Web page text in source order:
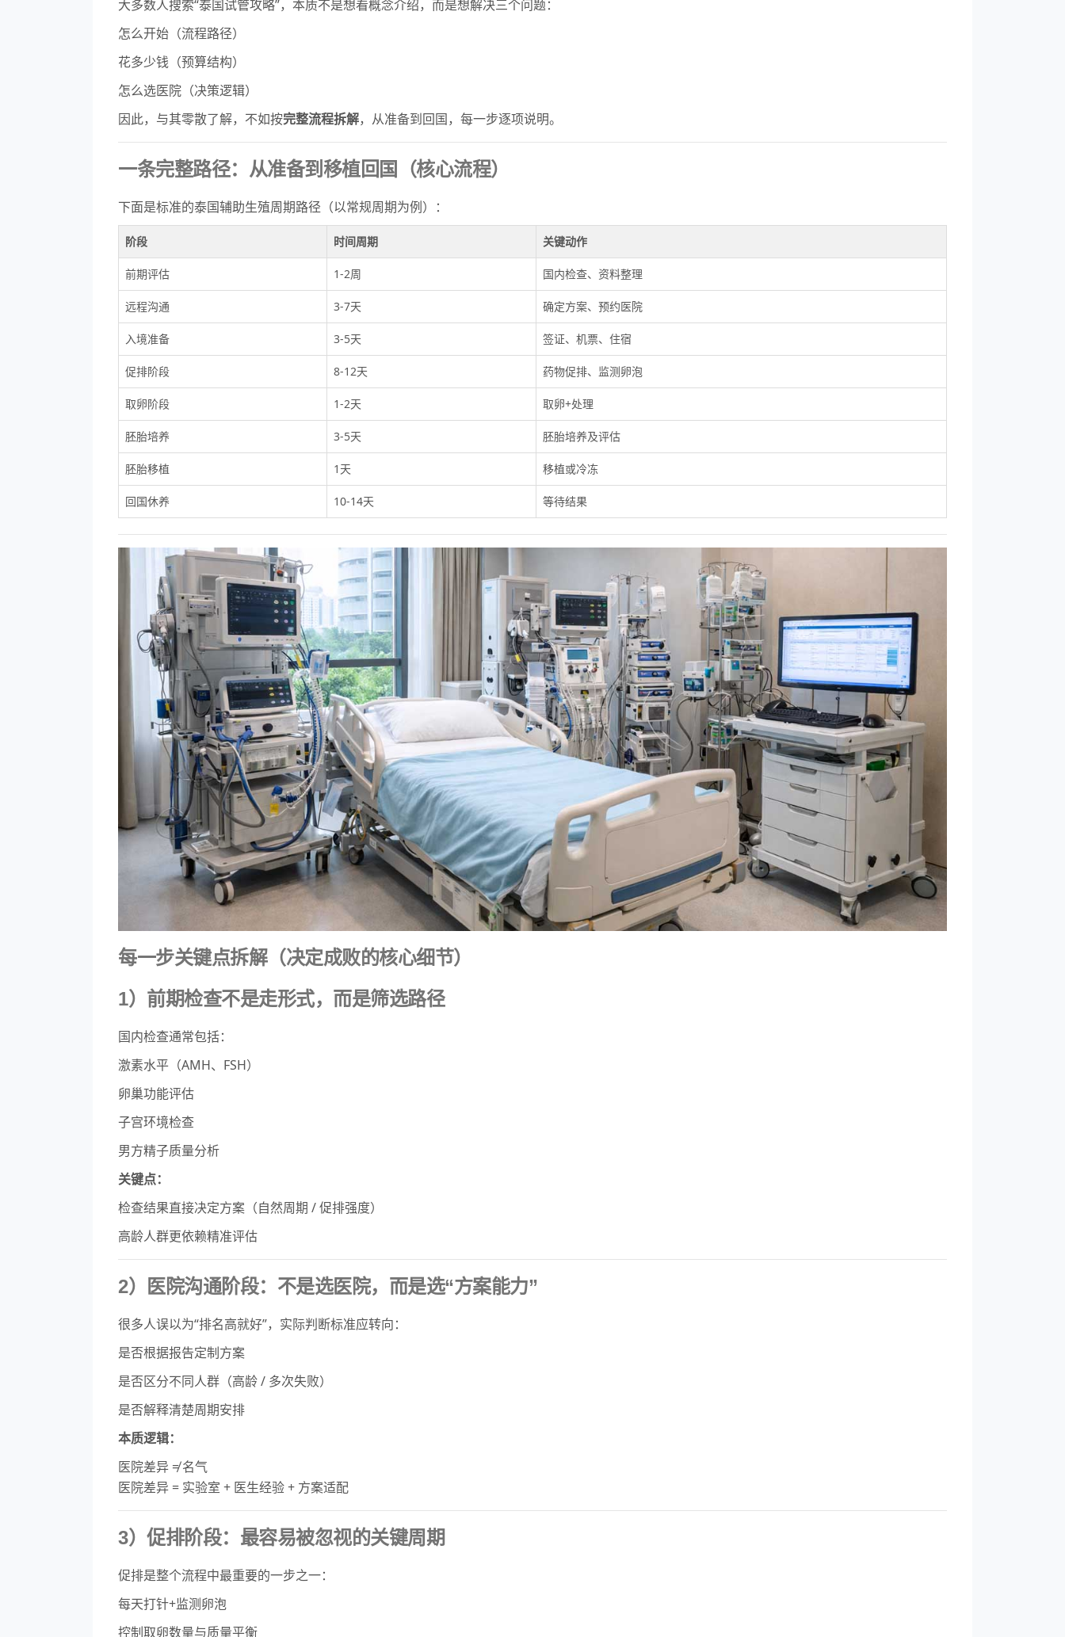
大多数人搜索“泰国试管攻略”，本质不是想看概念介绍，而是想解决三个问题：
怎么开始（流程路径）
花多少钱（预算结构）
怎么选医院（决策逻辑）
因此，与其零散了解，不如按完整流程拆解，从准备到回国，每一步逐项说明。
一条完整路径：从准备到移植回国（核心流程）
下面是标准的泰国辅助生殖周期路径（以常规周期为例）：
阶段 时间周期 关键动作
前期评估 1-2周 国内检查、资料整理
远程沟通 3-7天 确定方案、预约医院
入境准备 3-5天 签证、机票、住宿
促排阶段 8-12天 药物促排、监测卵泡
取卵阶段 1-2天 取卵+处理
胚胎培养 3-5天 胚胎培养及评估
胚胎移植 1天 移植或冷冻
回国休养 10-14天 等待结果
每一步关键点拆解（决定成败的核心细节）
1）前期检查不是走形式，而是筛选路径
国内检查通常包括：
激素水平（AMH、FSH）
卵巢功能评估
子宫环境检查
男方精子质量分析
关键点：
检查结果直接决定方案（自然周期 / 促排强度）
高龄人群更依赖精准评估
2）医院沟通阶段：不是选医院，而是选“方案能力”
很多人误以为“排名高就好”，实际判断标准应转向：
是否根据报告定制方案
是否区分不同人群（高龄 / 多次失败）
是否解释清楚周期安排
本质逻辑：
医院差异 ≠ 名气
医院差异 = 实验室 + 医生经验 + 方案适配
3）促排阶段：最容易被忽视的关键周期
促排是整个流程中最重要的一步之一：
每天打针+监测卵泡
控制取卵数量与质量平衡